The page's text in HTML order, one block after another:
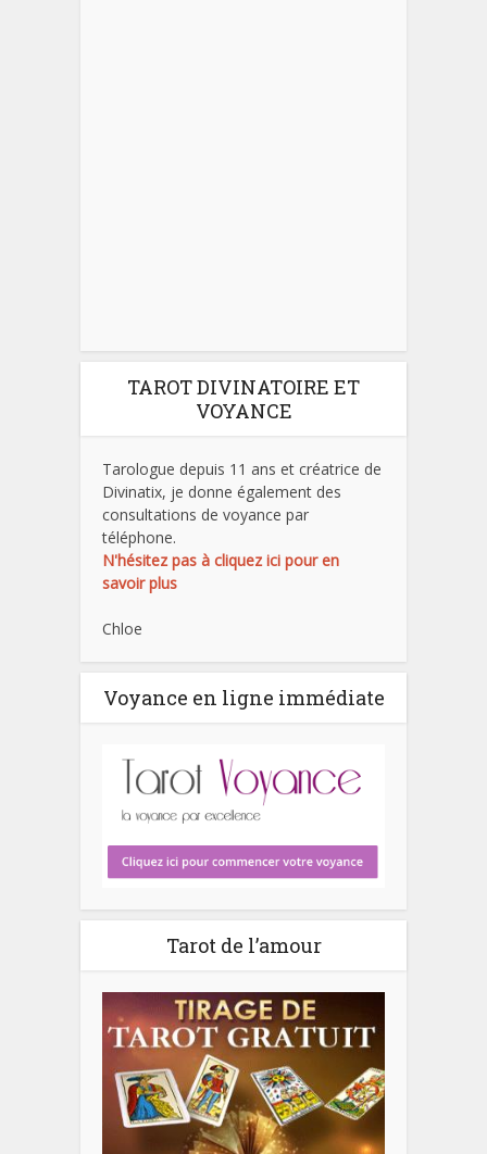
TAROT DIVINATOIRE ET
VOYANCE
Tarologue depuis 11 ans et créatrice de
Divinatix, je donne également des
consultations de voyance par
téléphone.
N'hésitez pas à cliquez ici pour en
savoir plus
Chloe
Voyance en ligne immédiate
Tarot de l’amour